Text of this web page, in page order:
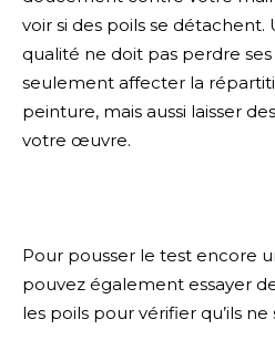
voir si des poils se
qualité ne doit pas perdre
seulement affecter la
peinture, mais aussi laisser
votre œuvre.
Pour pousser le test encore
pouvez également essayer
les poils pour vérifier qu’ils